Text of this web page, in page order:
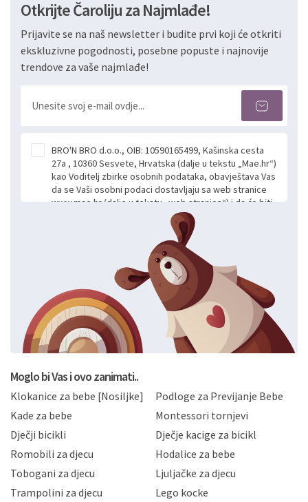
Otkrijte Čaroliju za Najmlađe!
Prijavite se na naš newsletter i budite prvi koji će otkriti
ekskluzivne pogodnosti, posebne popuste i najnovije
trendove za vaše najmlađe!
BRO'N BRO d.o.o., OIB: 10590165499, Kašinska cesta
27a , 10360 Sesvete, Hrvatska (dalje u tekstu „Mae.hr“)
kao Voditelj zbirke osobnih podataka, obavještava Vas
da se Vaši osobni podaci dostavljaju sa web stranice
www.mae.hr (dalje u tekstu „web stranice“) i da će biti
obrađeni. Prihvaćanjem ove Izjave smatra se da
slobodno i izričito dajete privolu za prikupljanje i daljnju
obradu Vaših osobnih podataka koje ustupate Mae.hr
putem ovih web stranica u svrhu odgovora i daljnje
komunikacije na Vaš upit poslan kroz kontakt obrazac.
Radi se o dobrovoljnom davanju podataka te ovu
Izjavu niste dužni prihvatiti odnosno niste dužni unositi
svoje osobne podatke u jednu od prijavnih
formi/obrazaca dostupnih na ovim web stranicama.
BRO'N BRO d.o.o. će s Vašim osobnim podacima
postupati sukladno Općoj uredbi o zaštiti podataka
privatnosti i kolačića koju možete pročitati ovdje i
Hrvatske, a uvijek uz primjenu odgovarajućih tehničkih i
sigurnosnih mjera zaštite osobnih podataka od
neovlaštenog pristupa, zlouporabe, otkrivanja,
gubitka ili uništenja. Mae.hr štiti privatnost svojih
korisnika i posjetitelja web stranica, čuva povjerljivost
Vaših osobnih podataka te omogućava pristup i
priopćavanje osobnih podataka samo onim svojim
zaposlenicima kojima su isti potrebni radi provedbe
Moglo bi Vas i ovo zanimati..
Klokanice za bebe [Nosiljke]
Podloge za Previjanje Bebe
Kade za bebe
Montessori tornjevi
Dječji bicikli
Dječje kacige za bicikl
Romobili za djecu
Hodalice za bebe
Tobogani za djecu
Ljuljačke za djecu
Trampolini za djecu
Lego kocke